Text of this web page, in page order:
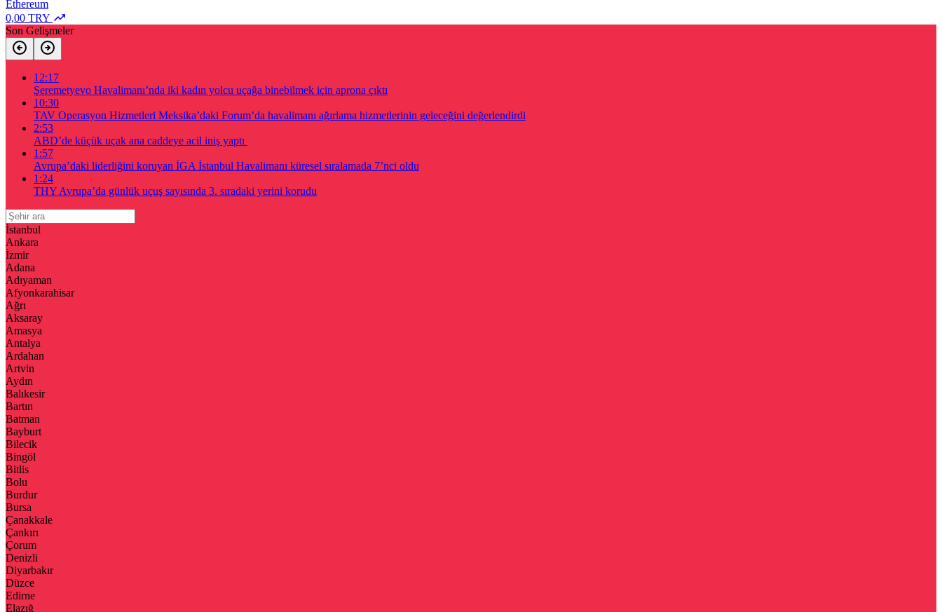
Ethereum
0,00 TRY
Son Gelişmeler
12:17
Şeremetyevo Havalimanı’nda iki kadın yolcu uçağa binebilmek için aprona çıktı
10:30
TAV Operasyon Hizmetleri Meksika’daki Forum’da havalimanı ağırlama hizmetlerinin geleceğini değerlendirdi
2:53
ABD’de küçük uçak ana caddeye acil iniş yaptı
1:57
Avrupa’daki liderliğini koruyan İGA İstanbul Havalimanı küresel sıralamada 7’nci oldu
1:24
THY Avrupa’da günlük uçuş sayısında 3. sıradaki yerini korudu
İstanbul
Ankara
İzmir
Adana
Adıyaman
Afyonkarahisar
Ağrı
Aksaray
Amasya
Antalya
Ardahan
Artvin
Aydın
Balıkesir
Bartın
Batman
Bayburt
Bilecik
Bingöl
Bitlis
Bolu
Burdur
Bursa
Çanakkale
Çankırı
Çorum
Denizli
Diyarbakır
Düzce
Edirne
Elazığ